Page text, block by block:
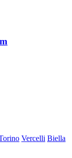
Vercelli Biella